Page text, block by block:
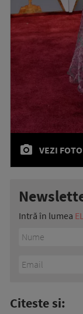
VEZI FOTO
Intră în lumea
Citeste si: